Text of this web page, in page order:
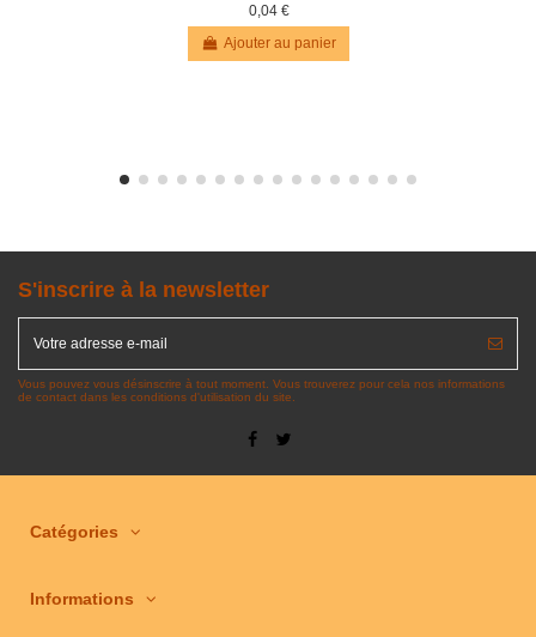
0,04 €
Ajouter au panier
S'inscrire à la newsletter
Vous pouvez vous désinscrire à tout moment. Vous trouverez pour cela nos informations
de contact dans les conditions d'utilisation du site.
Catégories
Informations